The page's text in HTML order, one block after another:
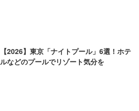
【2026】東京「ナイトプール」6選！ホテ
ルなどのプールでリゾート気分を